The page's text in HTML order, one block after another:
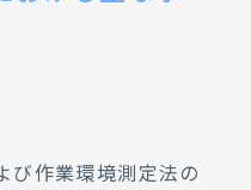
び作業環境測定法の